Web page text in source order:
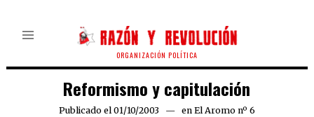
ORGANIZACIÓN POLÍTICA
Reformismo y capitulación
Publicado el 01/10/2003 21/03/2020
en El Aromo nº 6